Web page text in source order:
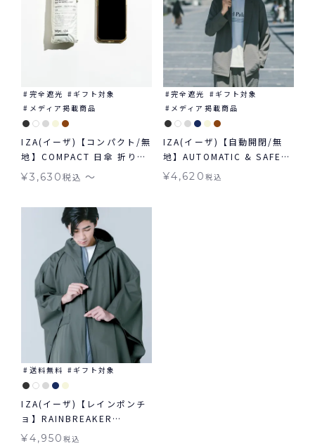
完全遮光
ギフト対象
メディア掲載商品
IZA(イーザ)【コンパクト/無
地】COMPACT 日傘 折りた
たみ ギフト対象 晴雨兼用
¥3,630税込 〜
完全遮光
ギフト対象
メディア掲載商品
IZA(イーザ)【自動開閉/無
地】AUTOMATIC & SAFE
オートマティック＆セーフ
¥4,620 税込
送料無料 ギフト対象
IZA(イーザ)【レインポンチ
ョ】RAINBREAKER
PONCHO レインブレーカー
¥4,950税込